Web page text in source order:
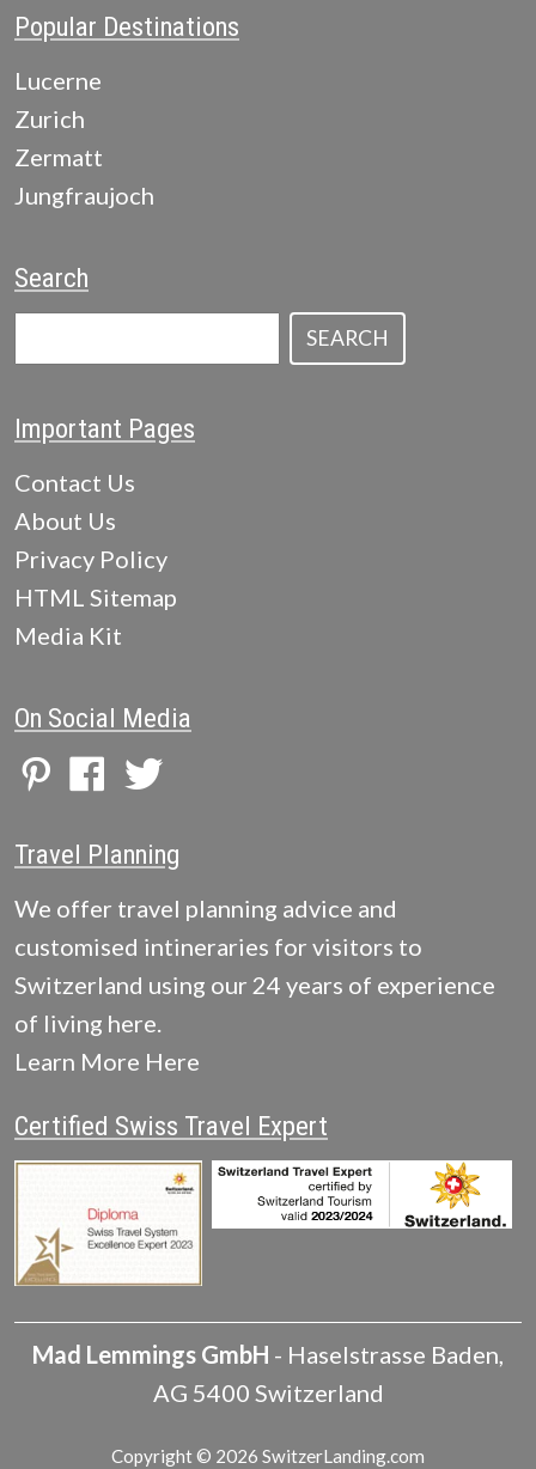
Popular Destinations
Lucerne
Zurich
Zermatt
Jungfraujoch
Search
SEARCH
Important Pages
Contact Us
About Us
Privacy Policy
HTML Sitemap
Media Kit
On Social Media
Travel Planning
We offer travel planning advice and
customised intineraries for visitors to
Switzerland using our 24 years of experience
of living here.
Learn More Here
Certified Swiss Travel Expert
Mad Lemmings GmbH - Haselstrasse Baden
AG 5400 Switzerland
Copyright © 2026 SwitzerLanding.com